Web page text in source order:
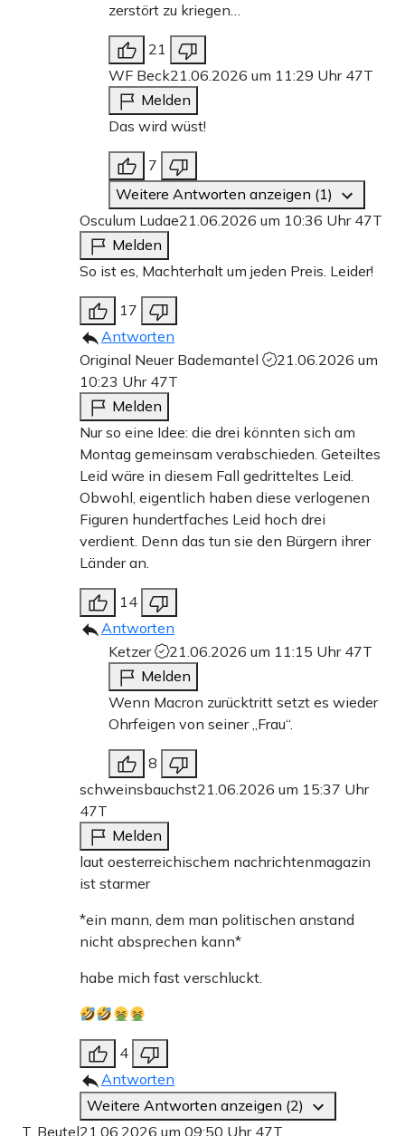
zerstört zu kriegen…
21
WF Beck21.06.2026 um 11:29 Uhr 47T
Melden
Das wird wüst!
7
Weitere Antworten anzeigen (1)
Osculum Ludae21.06.2026 um 10:36 Uhr 47T
Melden
So ist es, Machterhalt um jeden Preis. Leider!
17
Antworten
Original Neuer Bademantel
21.06.2026 um
10:23 Uhr 47T
Melden
Nur so eine Idee: die drei könnten sich am
Montag gemeinsam verabschieden. Geteiltes
Leid wäre in diesem Fall gedritteltes Leid.
Obwohl, eigentlich haben diese verlogenen
Figuren hundertfaches Leid hoch drei
verdient. Denn das tun sie den Bürgern ihrer
Länder an.
14
Antworten
Ketzer
21.06.2026 um 11:15 Uhr 47T
Melden
Wenn Macron zurücktritt setzt es wieder
Ohrfeigen von seiner „Frau“.
8
schweinsbauchst21.06.2026 um 15:37 Uhr
47T
Melden
laut oesterreichischem nachrichtenmagazin
ist starmer
*ein mann, dem man politischen anstand
nicht absprechen kann*
habe mich fast verschluckt.
4
Antworten
Weitere Antworten anzeigen (2)
T. Beutel21.06.2026 um 09:50 Uhr 47T